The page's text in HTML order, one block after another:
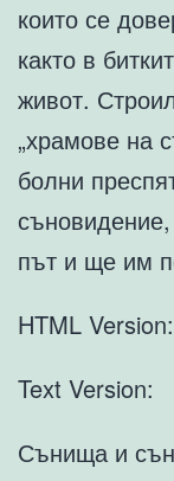
които се
както в
живот.
„храмове на
болни
път и ще им
HTML Version:
Text Version:
Сънища и